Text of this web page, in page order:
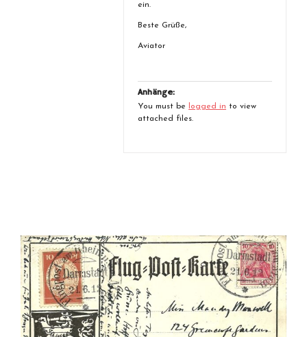
ein.
Beste Grüße,
Aviator
Anhänge:
You must be logged in to view
attached files.